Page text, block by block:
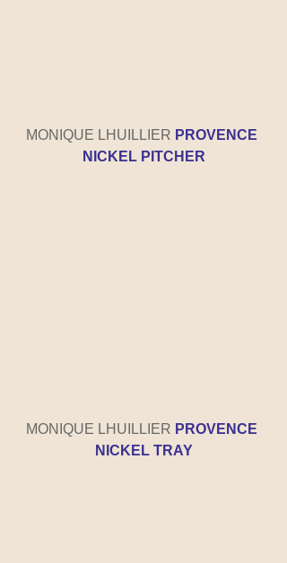
MONIQUE LHUILLIER PROVENCE
NICKEL PITCHER
MONIQUE LHUILLIER PROVENCE
NICKEL TRAY